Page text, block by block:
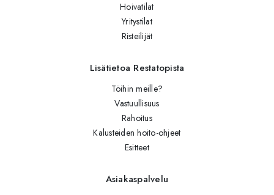
Hoivatilat
Yritystilat
Risteilijät
Lisätietoa Restatopista
Töihin meille?
Vastuullisuus
Rahoitus
Kalusteiden hoito-ohjeet
Esitteet
Asiakaspalvelu